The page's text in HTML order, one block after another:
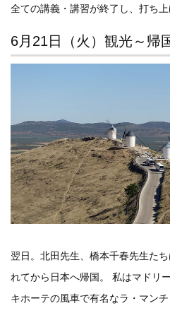
全ての講義・講習が終了し、打ち上
6月21日（火）観光～帰
翌日。北田先生、橋本千春先生た
れてから日本へ帰国。 私はマドリ
キホーテの風車で有名なラ・マン